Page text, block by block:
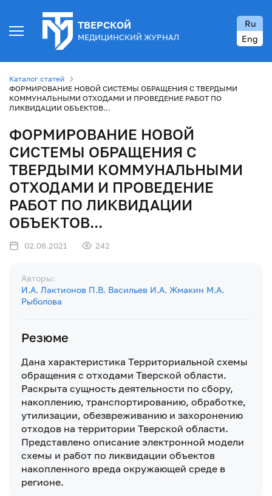
ТВЕРСКОЙ
МЕДИЦИНСКИЙ ЖУРНАЛ
Ru
Eng
Каталог статей
ФОРМИРОВАНИЕ НОВОЙ СИСТЕМЫ ОБРАЩЕНИЯ С ТВЕРДЫМИ
КОММУНАЛЬНЫМИ ОТХОДАМИ И ПРОВЕДЕНИЕ РАБОТ ПО
ЛИКВИДАЦИИ ОБЪЕКТОВ...
ФОРМИРОВАНИЕ НОВОЙ
СИСТЕМЫ ОБРАЩЕНИЯ С
ТВЕРДЫМИ КОММУНАЛЬНЫМИ
ОТХОДАМИ И ПРОВЕДЕНИЕ
РАБОТ ПО ЛИКВИДАЦИИ
ОБЪЕКТОВ...
02.06.2021 242
Авторы:
И.А. Лактионов П.В. Васильев И.А. Жмакин М.А.
Рыболова
Резюме
Дана характеристика Территориальной схемы
обращения с отходами Тверской области.
Раскрыта сущность деятельности по сбору,
накоплению, транспортированию, обработке,
утилизации, обезвреживанию и захоронению
отходов на территории Тверской области.
Представлено описание электронной модели
схемы и работ по ликвидации объектов
накопленного вреда окружающей среде в
регионе.